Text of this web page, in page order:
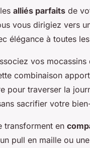
alliés parfaits de
vous dirigiez vers
élégance à toutes
vos
combinaison
pour traverser la
sacrifier votre
transforment en
pull en maille ou